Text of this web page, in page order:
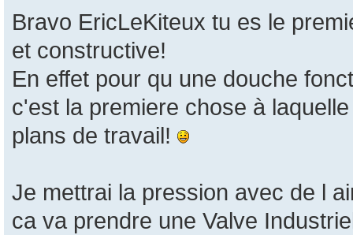
Bravo EricLeKiteux tu es le
et constructive!
En effet pour qu une douche
c'est la premiere chose à
plans de travail!
Je mettrai la pression avec de l
ca va prendre une Valve